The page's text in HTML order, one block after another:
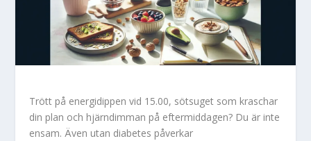
Trött på energidippen vid 15.00, sötsuget som kraschar
din plan och hjärndimman på eftermiddagen? Du är inte
ensam. Även utan diabetes påverkar